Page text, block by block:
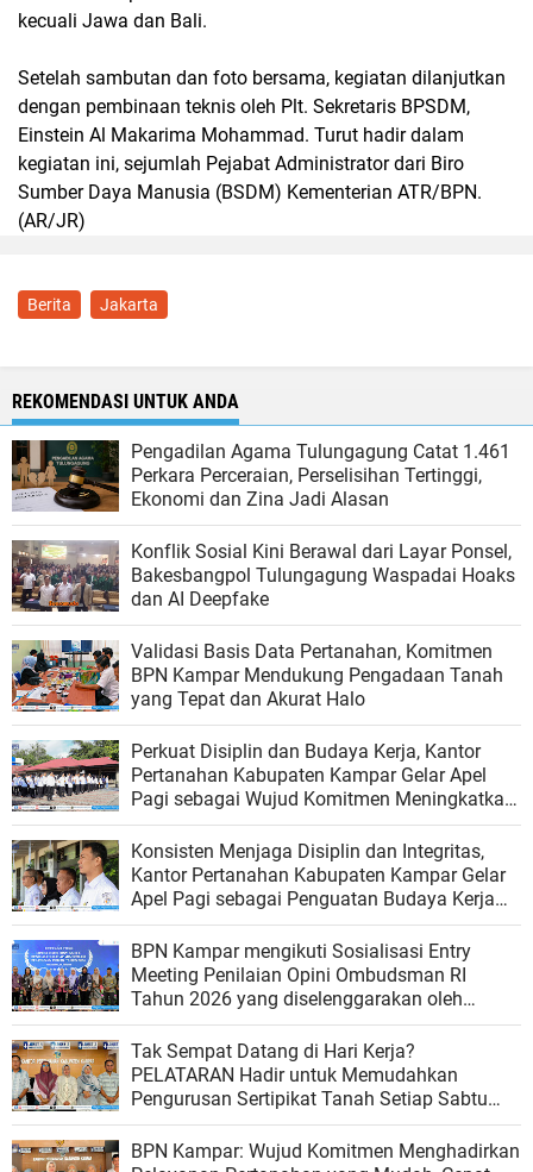
kecuali Jawa dan Bali.
Setelah sambutan dan foto bersama, kegiatan dilanjutkan
dengan pembinaan teknis oleh Plt. Sekretaris BPSDM,
Einstein Al Makarima Mohammad. Turut hadir dalam
kegiatan ini, sejumlah Pejabat Administrator dari Biro
Sumber Daya Manusia (BSDM) Kementerian ATR/BPN.
(AR/JR)
Berita Jakarta
REKOMENDASI UNTUK ANDA
Pengadilan Agama Tulungagung Catat 1.461
Perkara Perceraian, Perselisihan Tertinggi,
Ekonomi dan Zina Jadi Alasan
Konflik Sosial Kini Berawal dari Layar Ponsel,
Bakesbangpol Tulungagung Waspadai Hoaks
dan AI Deepfake
Validasi Basis Data Pertanahan, Komitmen
BPN Kampar Mendukung Pengadaan Tanah
yang Tepat dan Akurat Halo
Perkuat Disiplin dan Budaya Kerja, Kantor
Pertanahan Kabupaten Kampar Gelar Apel
Pagi sebagai Wujud Komitmen Meningkatkan
Kualitas Pelayanan
Konsisten Menjaga Disiplin dan Integritas,
Kantor Pertanahan Kabupaten Kampar Gelar
Apel Pagi sebagai Penguatan Budaya Kerja
Organisasi
BPN Kampar mengikuti Sosialisasi Entry
Meeting Penilaian Opini Ombudsman RI
Tahun 2026 yang diselenggarakan oleh
Ombudsman RI
Tak Sempat Datang di Hari Kerja?
PELATARAN Hadir untuk Memudahkan
Pengurusan Sertipikat Tanah Setiap Sabtu
dan Minggu
BPN Kampar: Wujud Komitmen Menghadirkan